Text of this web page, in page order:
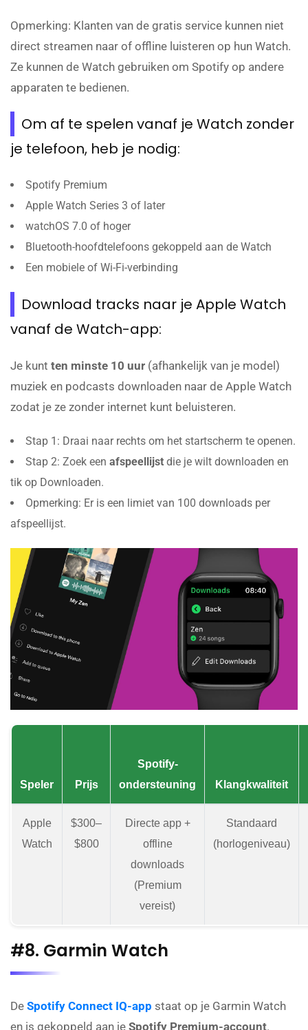
Opmerking: Klanten van de gratis service kunnen niet
direct streamen naar of offline luisteren op hun Watch.
Ze kunnen de Watch gebruiken om Spotify op andere
apparaten te bedienen.
Om af te spelen vanaf je Watch zonder
je telefoon, heb je nodig:
Spotify Premium
Apple Watch Series 3 of later
watchOS 7.0 of hoger
Bluetooth-hoofdtelefoons gekoppeld aan de Watch
Een mobiele of Wi-Fi-verbinding
Download tracks naar je Apple Watch
vanaf de Watch-app:
Je kunt ten minste 10 uur (afhankelijk van je model)
muziek en podcasts downloaden naar de Apple Watch
zodat je ze zonder internet kunt beluisteren.
Stap 1: Draai naar rechts om het startscherm te openen.
Stap 2: Zoek een afspeellijst die je wilt downloaden en
tik op Downloaden.
Opmerking: Er is een limiet van 100 downloads per
afspeellijst.
Speler Prijs
Spotify-
ondersteuning
Klangkwaliteit
Apple
Watch
$300–
$800
Directe app +
offline
downloads
(Premium
vereist)
Standaard
(horlogeniveau)
#8. Garmin Watch
De Spotify Connect IQ-app staat op je Garmin Watch
en is gekoppeld aan je Spotify Premium-account.